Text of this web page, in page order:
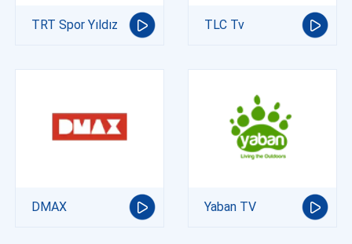
TRT Spor Yıldız TLC Tv
DMAX Yaban TV